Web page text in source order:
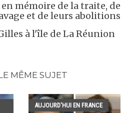
mémoire de la traite, de
et de leurs abolitions
à l'île de La Réunion
MÊME SUJET
AUJOURD'HUI EN FRANCE